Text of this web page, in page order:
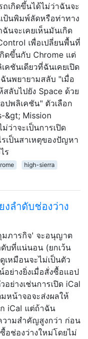
เกิดขึ้นได้ไม่ว่าฉันจะ
ป้นพิมพ์ลัดหรือท่าทาง
นจะเคยเห็นมันเกิด
เพื่อเปลี่ยนพื้นที่
ดขึ้นกับ Chrome แต่
คชันเดียวที่ฉันเคยเปิด
นพยายามสลับ "เมื่อ
ลับไปยัง Space ด้วย
ปพลิเคชัน" ตัวเลือก
&gt; Mission
ว่าจะเป็นการเปิด
เป็นสาเหตุของปัญหา
ร
high-sierra
งลำดับช่องว่าง
ภารกิจ' จะอนุญาต
บที่แน่นอน (ยกเว้น
เหมือนจะไม่เป็นตัว
อย่างยิ่งเมื่อสั่งซื้อแอป
ย่างเช่นการเปิด iCal
มหน้าจอจะส่งผลให้
iCal แต่ถ้าฉัน
วามสำคัญสูงกว่า ก่อน
อช่องว่างใหม่โดยไม่